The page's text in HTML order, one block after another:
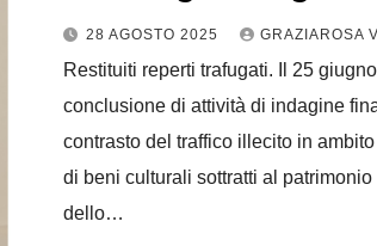
28 AGOSTO 2025 GRAZIAROSA
Restituiti reperti trafugati. Il 25
conclusione di attività di indagine
contrasto del traffico illecito in
di beni culturali sottratti al
dello…